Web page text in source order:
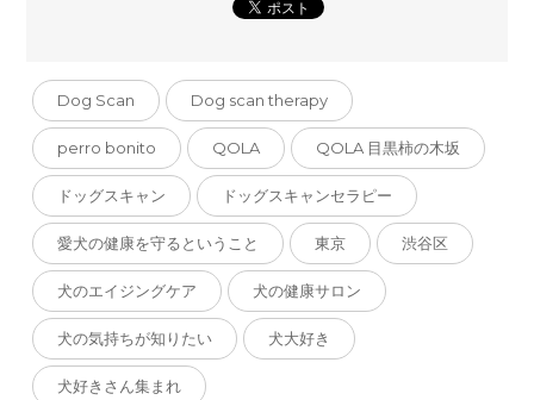
Dog Scan Dog scan therapy
perro bonito QOLA QOLA 目黒柿の木坂
ドッグスキャン ドッグスキャンセラピー
愛犬の健康を守るということ 東京 渋谷区
犬のエイジングケア 犬の健康サロン
犬の気持ちが知りたい 犬大好き
犬好きさん集まれ